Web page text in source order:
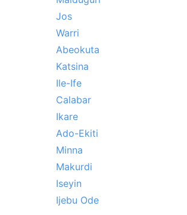
Jos
Warri
Abeokuta
Katsina
Ile-Ife
Calabar
Ikare
Ado-Ekiti
Minna
Makurdi
Iseyin
Ijebu Ode